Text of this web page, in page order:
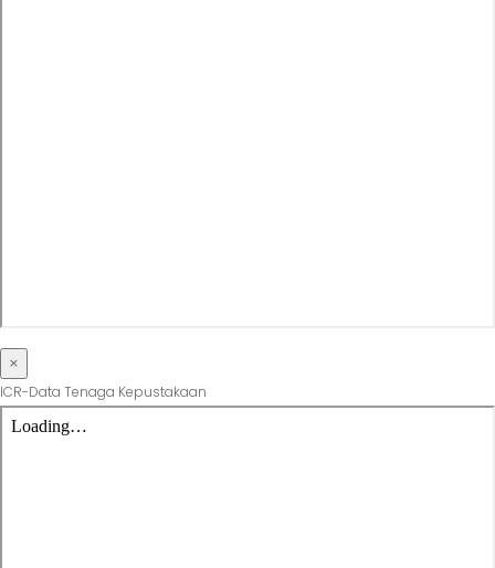
×
ICR-Data Tenaga Kepustakaan